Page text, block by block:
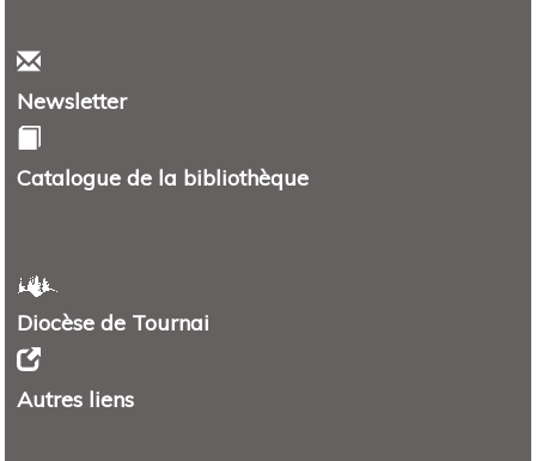
Newsletter
Catalogue de la bibliothèque
Diocèse de Tournai
Autres liens